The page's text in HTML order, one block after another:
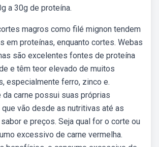
a 30g de proteína.
magros como filé mignon tendem
em proteínas, enquanto cortes. Webas
são excelentes fontes de proteína
e têm teor elevado de muitos
especialmente ferro, zinco e.
da carne possui suas próprias
vão desde as nutritivas até as
e preços. Seja qual for o corte ou
excessivo de carne vermelha.